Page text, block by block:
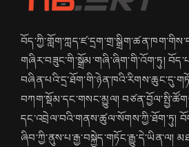
གཞིར་བཟུང་གི་སྒྲོམ་གཞི་ཞིག་གི་འོག་ཏུ།
བཀག་སྡོམ་དང་གསང་མྱུལ།
དང་འབྲེལ་བའི་གནས་ཚུལ་སོགས་ཀྱི་ཐོག་ཏུ།
ཞིབ་ཀྱི་ནུས་པ་རྒྱ་བསྐྱེད་གཏོང་རྒྱུ་དེ་ཡིན་ལ།